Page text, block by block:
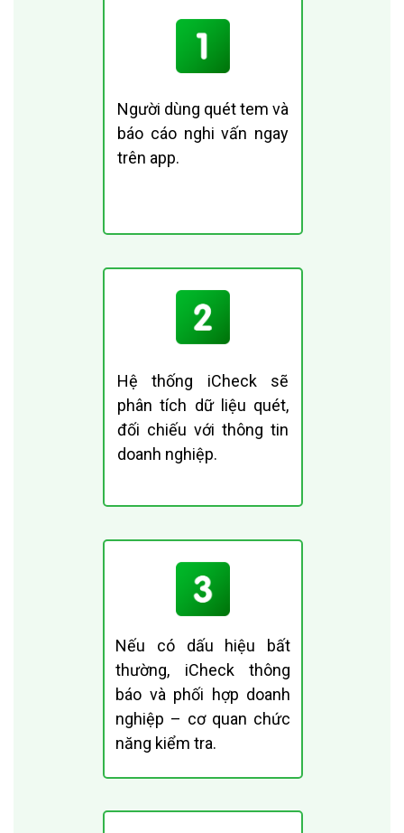
Người dùng quét tem và
báo cáo nghi vấn ngay
trên app.
Nếu có dấu hiệu bất
thường, iCheck thông
báo và phối hợp doanh
nghiệp – cơ quan chức
năng kiểm tra.
Hệ thống iCheck sẽ
phân tích dữ liệu quét,
đối chiếu với thông tin
doanh nghiệp.